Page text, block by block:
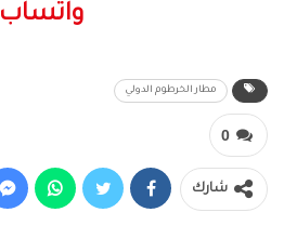
واتساب
مطار الخرطوم الدولي
0
شارك